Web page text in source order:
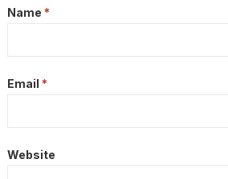
Name *
Email *
Website